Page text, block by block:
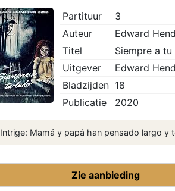
Partituur
3
Auteur
Edward
Titel
Siempre a
Uitgever
Edward
Bladzijden 18
Publicatie
2020
Intrige: Mamá y papá han pensado largo y
Zie aanbieding